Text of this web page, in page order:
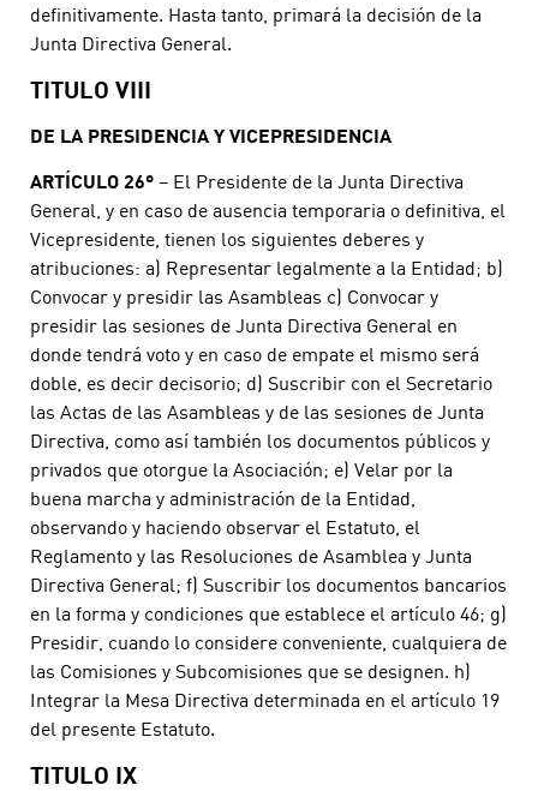
definitivamente. Hasta tanto, primará la decisión de la
Junta Directiva General.
TITULO VIII
DE LA PRESIDENCIA Y VICEPRESIDENCIA
ARTÍCULO 26º – El Presidente de la Junta Directiva
General, y en caso de ausencia temporaria o definitiva, el
Vicepresidente, tienen los siguientes deberes y
atribuciones: a) Representar legalmente a la Entidad; b)
Convocar y presidir las Asambleas c) Convocar y
presidir las sesiones de Junta Directiva General en
donde tendrá voto y en caso de empate el mismo será
doble, es decir decisorio; d) Suscribir con el Secretario
las Actas de las Asambleas y de las sesiones de Junta
Directiva, como así también los documentos públicos y
privados que otorgue la Asociación; e) Velar por la
buena marcha y administración de la Entidad,
observando y haciendo observar el Estatuto, el
Reglamento y las Resoluciones de Asamblea y Junta
Directiva General; f) Suscribir los documentos bancarios
en la forma y condiciones que establece el artículo 46; g)
Presidir, cuando lo considere conveniente, cualquiera de
las Comisiones y Subcomisiones que se designen. h)
Integrar la Mesa Directiva determinada en el artículo 19
del presente Estatuto.
TITULO IX